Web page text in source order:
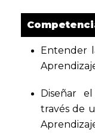
Entender
Diseñar
través de